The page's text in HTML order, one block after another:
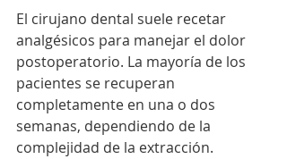
El cirujano dental suele recetar
analgésicos para manejar el dolor
postoperatorio. La mayoría de los
pacientes se recuperan
completamente en una o dos
semanas, dependiendo de la
complejidad de la extracción.